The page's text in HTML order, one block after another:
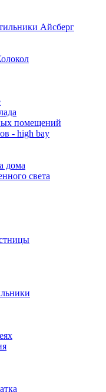
Айсберг
помещений
- high bay
дома
света